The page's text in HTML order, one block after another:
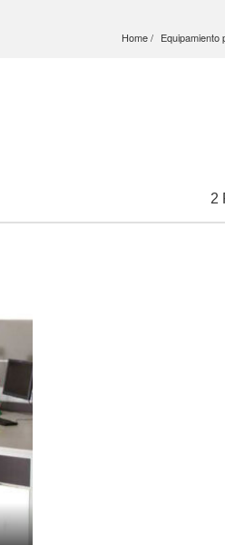
Home Equipamiento
2